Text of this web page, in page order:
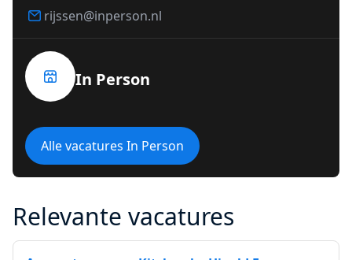
rijssen@inperson.nl
In Person
Alle vacatures In Person
Relevante vacatures